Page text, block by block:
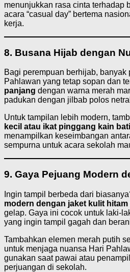
menunjukkan rasa cinta terhadap
acara “casual day” bertema
kerja.
8. Busana Hijab dengan
Bagi perempuan berhijab, banyak
Pahlawan yang tetap sopan dan
panjang dengan warna merah
padukan dengan jilbab polos
Untuk tampilan lebih modern,
kecil atau ikat pinggang kain
menampilkan keseimbangan
sempurna untuk acara sekolah
9. Gaya Pejuang Modern
Ingin tampil berbeda dari
modern dengan jaket kulit hitam
gelap. Gaya ini cocok untuk laki-
yang ingin tampil gagah dan
Tambahkan elemen merah putih
untuk menjaga nuansa Hari
gunakan saat pawai atau
perjuangan di sekolah.